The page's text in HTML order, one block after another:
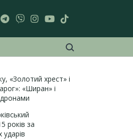
«Золотий хрест» і
«Ширан» і
років за
ударів